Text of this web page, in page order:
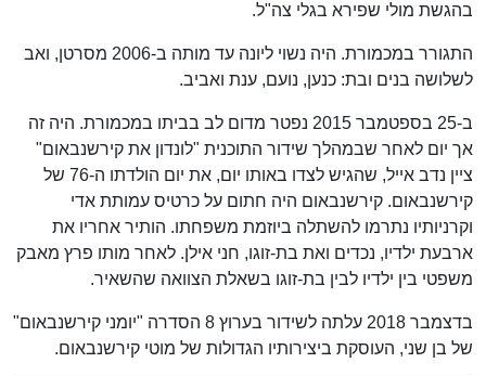
בהגשת מולי שפירא בגלי צה"ל.
התגורר במכמורת. היה נשוי ליונה עד מותה ב-2006 מסרטן, ואב
לשלושה בנים ובת: כנען, נועם, ענת ואביב.
ב-25 בספטמבר 2015 נפטר מדום לב בביתו במכמורת. היה זה
אך יום לאחר שבמהלך שידור התוכנית "לונדון את קירשנבאום"
ציין נדב אייל, שהגיש לצדו באותו יום, את יום הולדתו ה-76 של
קירשנבאום. קירשנבאום היה חתום על כרטיס עמותת אדי
וקרניותיו נתרמו להשתלה ביוזמת משפחתו. הותיר אחריו את
ארבעת ילדיו, נכדים ואת בת-זוגו, חני אילן. לאחר מותו פרץ מאבק
משפטי בין ילדיו לבין בת-זוגו בשאלת הצוואה שהשאיר.
בדצמבר 2018 עלתה לשידור בערוץ 8 הסדרה "יומני קירשנבאום"
של בן שני, העוסקת ביצירותיו הגדולות של מוטי קירשנבאום.